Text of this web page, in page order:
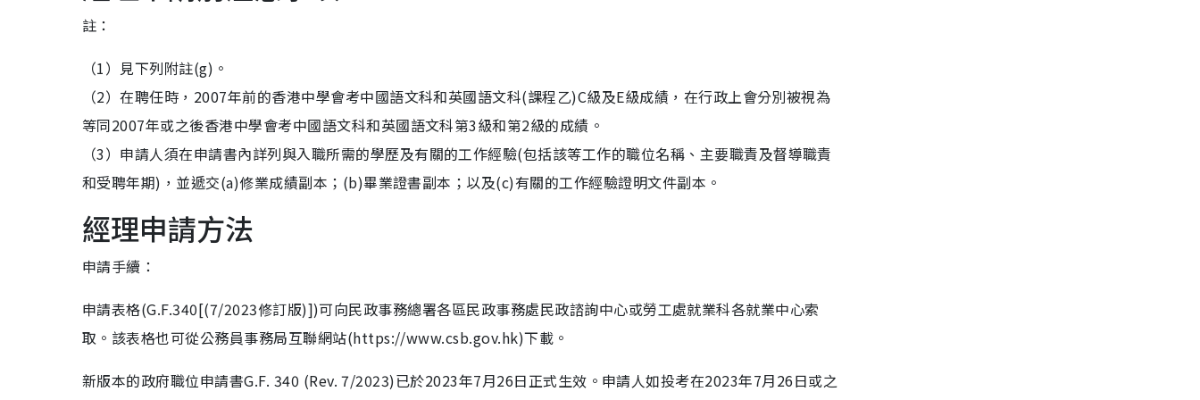
註：
（1）見下列附註(g)。
（2）在聘任時，2007年前的香港中學會考中國語文科和英國語文科(課程乙)C級及E級成績，在行政上會分別被視為
等同2007年或之後香港中學會考中國語文科和英國語文科第3級和第2級的成績。
（3）申請人須在申請書內詳列與入職所需的學歷及有關的工作經驗(包括該等工作的職位名稱、主要職責及督導職責
和受聘年期)，並遞交(a)修業成績副本；(b)畢業證書副本；以及(c)有關的工作經驗證明文件副本。
經理申請方法
申請手續：
申請表格(G.F.340[(7/2023修訂版)])可向民政事務總署各區民政事務處民政諮詢中心或勞工處就業科各就業中心索
取。該表格也可從公務員事務局互聯網站(https://www.csb.gov.hk)下載。
新版本的政府職位申請書G.F. 340 (Rev. 7/2023)已於2023年7月26日正式生效。申請人如投考在2023年7月26日或之